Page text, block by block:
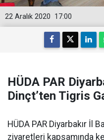
17:00
22 Aralık 2020
HÜDA PAR
Dinçt’ten Tigris
​HÜDA PAR Diyarbakır İl
ziyaretleri kapsamında